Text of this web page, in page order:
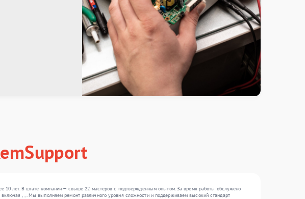
лет. В штате компании — свыше 22 мастеров с подтвержденным опытом. За время работы обслужено
, , . Мы выполняем ремонт различного уровня сложности и поддерживаем высокий стандарт